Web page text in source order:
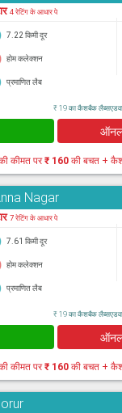
4 रेटिंग के आधार पे
7.22 किमी दूर
होम कलेक्शन
प्रमाणित लैब
₹ 19 का कैशबैक
कीमत पर₹ 160की बचत +
Nagar
7 रेटिंग के आधार पे
7.61 किमी दूर
होम कलेक्शन
प्रमाणित लैब
₹ 19 का कैशबैक
कीमत पर₹ 160की बचत +